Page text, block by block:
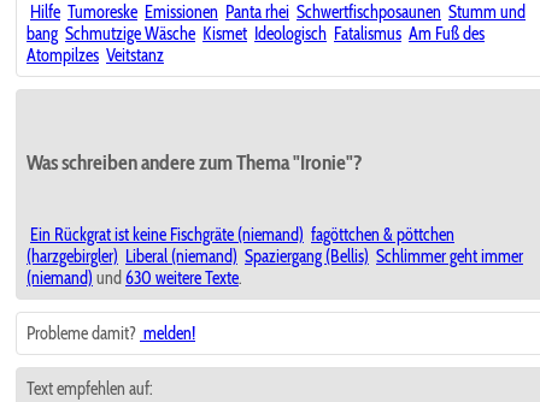
Hilfe Tumoreske Emissionen Panta rhei Schwertfischposaunen Stumm und
bang Schmutzige Wäsche Kismet Ideologisch Fatalismus Am Fuß des
Atompilzes Veitstanz
Was schreiben andere zum Thema "Ironie"?
Ein Rückgrat ist keine Fischgräte (niemand) fagöttchen & pöttchen
(harzgebirgler) Liberal (niemand) Spaziergang (Bellis) Schlimmer geht immer
(niemand) und 630 weitere Texte.
Probleme damit? melden!
Text empfehlen auf: